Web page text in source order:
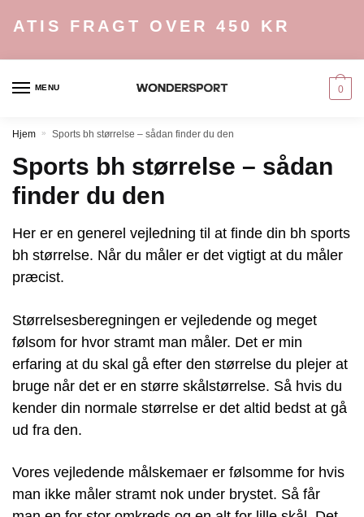
FRAGT OVER 450 KR
MENU 0
Hjem » Sports bh størrelse – sådan finder du den
Sports bh størrelse – sådan
finder du den
Her er en generel vejledning til at finde din bh sports
bh størrelse. Når du måler er det vigtigt at du måler
præcist.
Størrelsesberegningen er vejledende og meget
følsom for hvor stramt man måler. Det er min
erfaring at du skal gå efter den størrelse du plejer at
bruge når det er en større skålstørrelse. Så hvis du
kender din normale størrelse er det altid bedst at gå
ud fra den.
Vores vejledende målskemaer er følsomme for hvis
man ikke måler stramt nok under brystet. Så får